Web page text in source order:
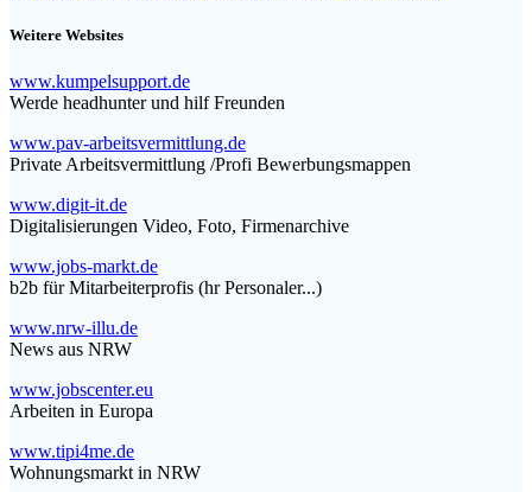
Weitere Websites
www.kumpelsupport.de
Werde headhunter und hilf Freunden
www.pav-arbeitsvermittlung.de
Private Arbeitsvermittlung /Profi Bewerbungsmappen
www.digit-it.de
Digitalisierungen Video, Foto, Firmenarchive
www.jobs-markt.de
b2b für Mitarbeiterprofis (hr Personaler...)
www.nrw-illu.de
News aus NRW
www.jobscenter.eu
Arbeiten in Europa
www.tipi4me.de
Wohnungsmarkt in NRW